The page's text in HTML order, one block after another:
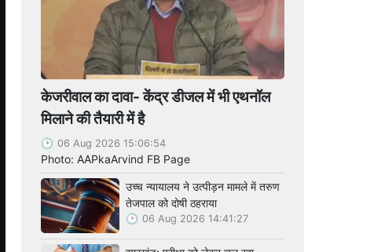
केजरीवाल का दावा- केंद्र डीजल में भी एथनॉल
मिलाने की तैयारी में है
06 Aug 2026 15:06:54
Photo: AAPkaArvind FB Page
उच्च न्यायालय ने उत्पीड़न मामले में तरुण
तेजपाल को दोषी ठहराया
06 Aug 2026 14:41:27